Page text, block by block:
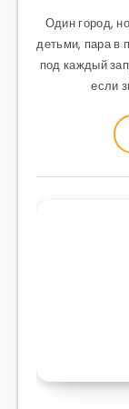
Один город,
детьми, пара в
под каждый
если